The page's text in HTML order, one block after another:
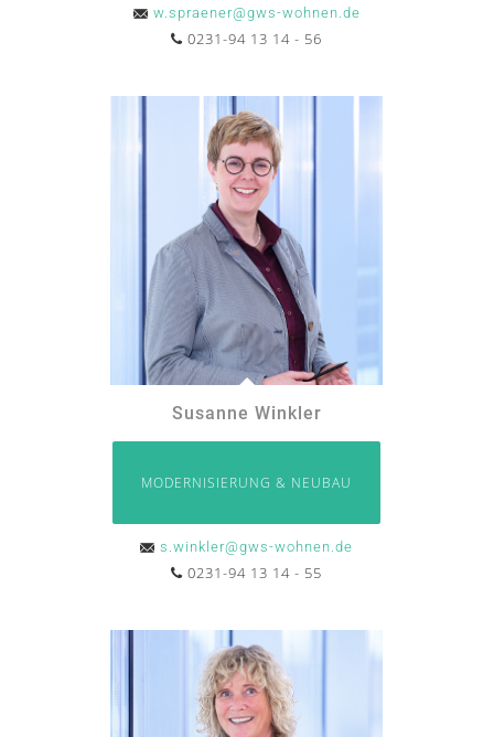
w.spraener@gws-wohnen.de
0231-94 13 14 - 56
Susanne Winkler
MODERNISIERUNG & NEUBAU
s.winkler@gws-wohnen.de
0231-94 13 14 - 55